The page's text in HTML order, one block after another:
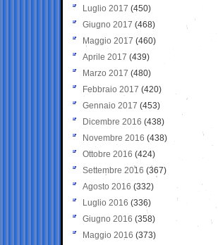
Luglio 2017 (450)
Giugno 2017 (468)
Maggio 2017 (460)
Aprile 2017 (439)
Marzo 2017 (480)
Febbraio 2017 (420)
Gennaio 2017 (453)
Dicembre 2016 (438)
Novembre 2016 (438)
Ottobre 2016 (424)
Settembre 2016 (367)
Agosto 2016 (332)
Luglio 2016 (336)
Giugno 2016 (358)
Maggio 2016 (373)